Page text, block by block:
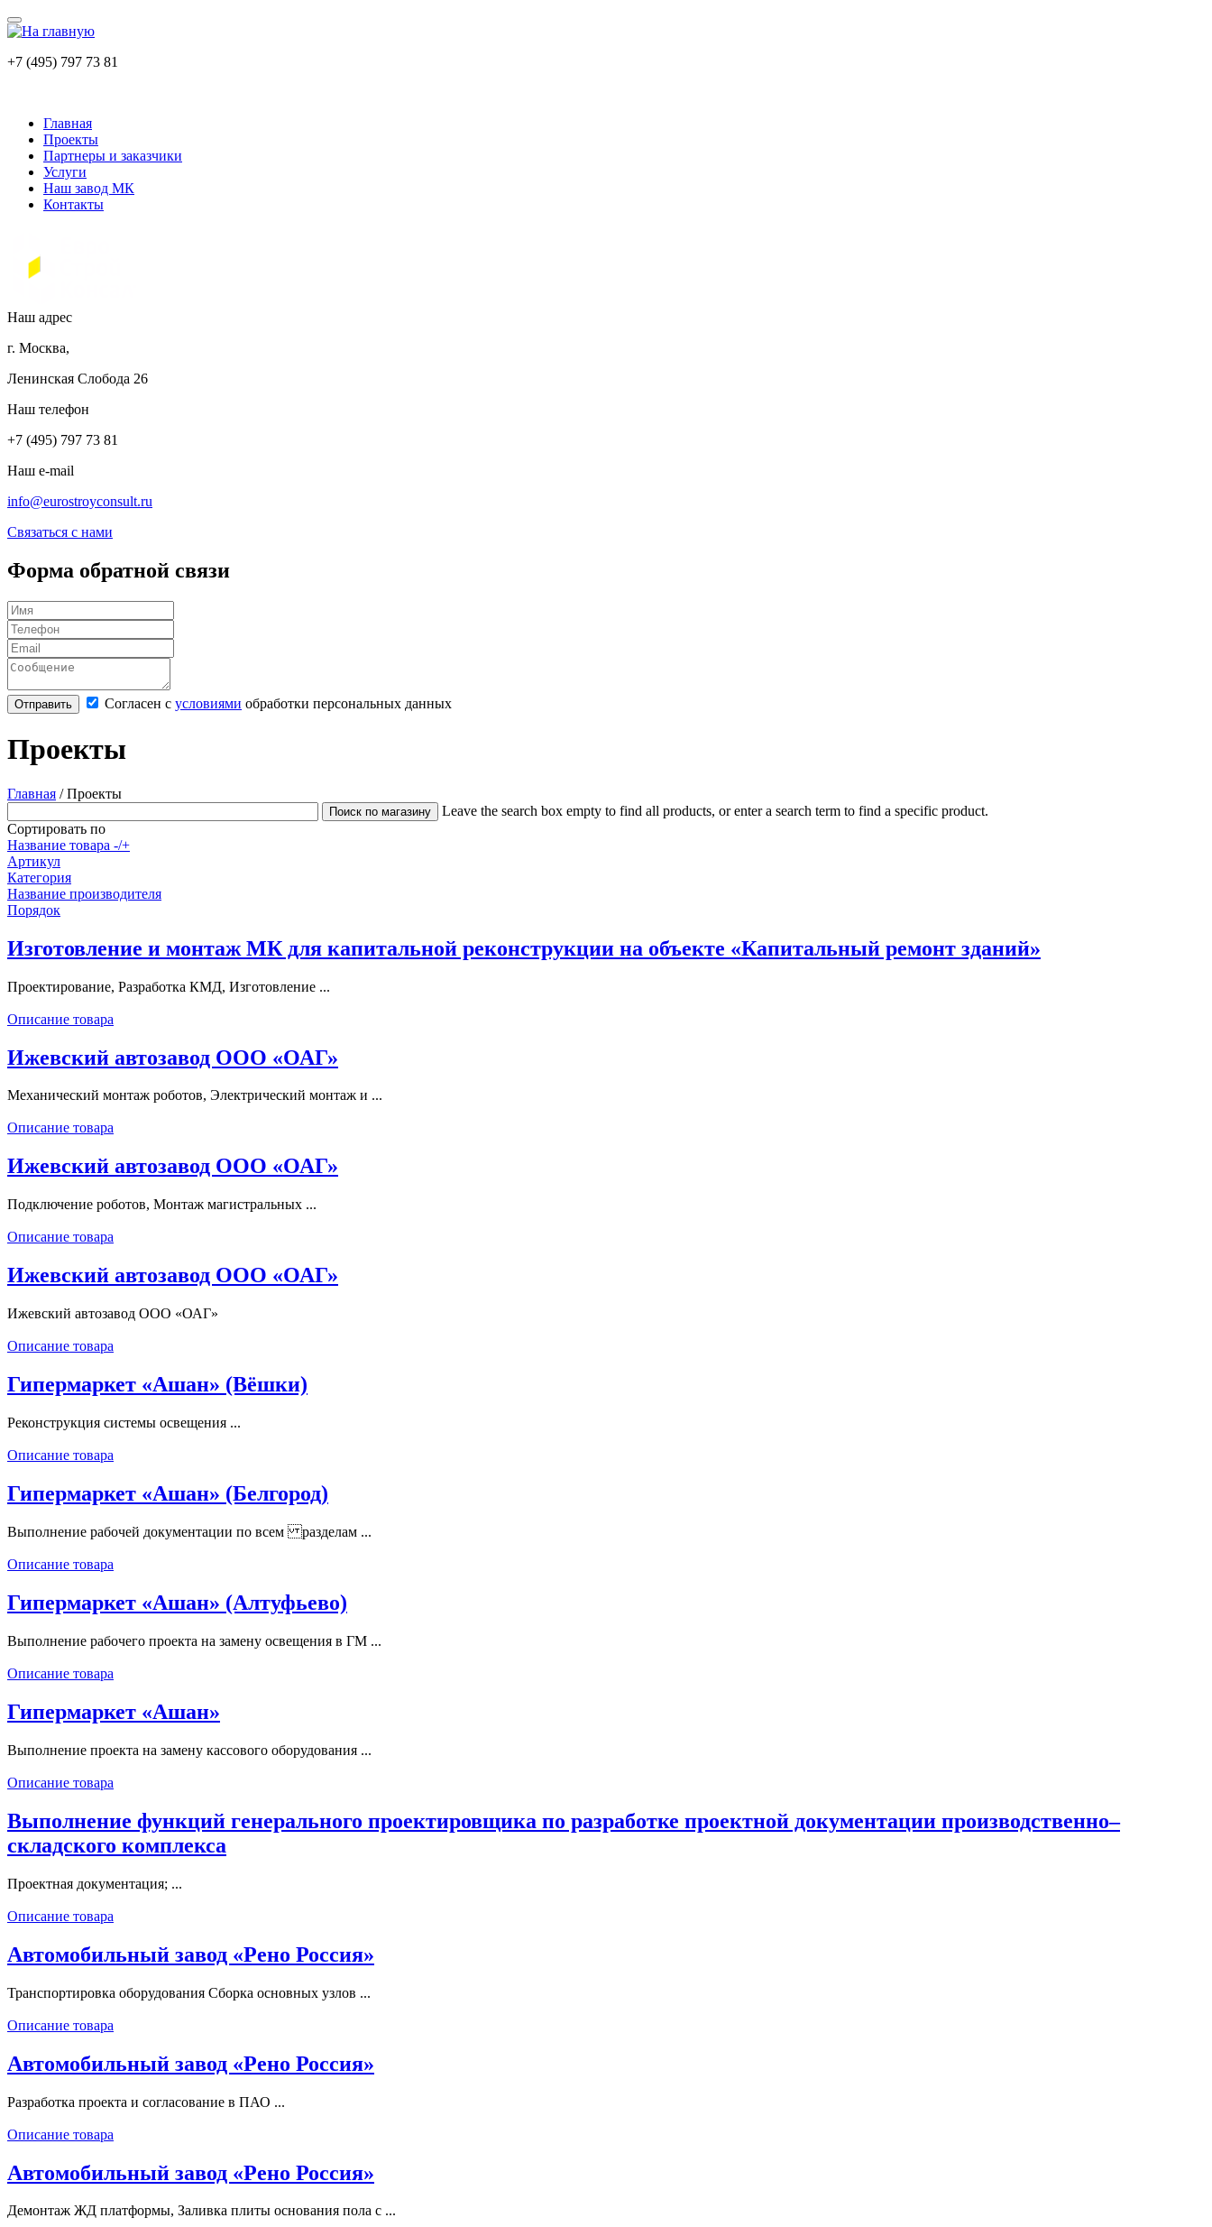
+7 (495) 797 73 81
Главная
Проекты
Партнеры и заказчики
Услуги
Наш завод МК
Контакты
Наш адрес
г. Москва,
Ленинская Слобода 26
Наш телефон
+7 (495) 797 73 81
Наш e-mail
info@eurostroyconsult.ru
Связаться с нами
Форма обратной связи
Согласен с условиями обработки персональных данных
Проекты
Главная /Проекты
Leave the search box empty to find all products, or enter a search term to find a specific product.
Сортировать по
Название товара -/+
Артикул
Категория
Название производителя
Порядок
Изготовление и монтаж МК для капитальной реконструкции на объекте «Капитальный ремонт зданий»
Проектирование, Разработка КМД, Изготовление ...
Описание товара
Ижевский автозавод ООО «ОАГ»
Механический монтаж роботов, Электрический монтаж и ...
Описание товара
Ижевский автозавод ООО «ОАГ»
Подключение роботов, Монтаж магистральных ...
Описание товара
Ижевский автозавод ООО «ОАГ»
Ижевский автозавод ООО «ОАГ»
Описание товара
Гипермаркет «Ашан» (Вёшки)
Реконструкция системы освещения ...
Описание товара
Гипермаркет «Ашан» (Белгород)
Выполнение рабочей документации по всем разделам ...
Описание товара
Гипермаркет «Ашан» (Алтуфьево)
Выполнение рабочего проекта на замену освещения в ГМ ...
Описание товара
Гипермаркет «Ашан»
Выполнение проекта на замену кассового оборудования ...
Описание товара
Выполнение функций генерального проектировщика по разработке проектной документации производственно–
складского комплекса
Проектная документация; ...
Описание товара
Автомобильный завод «Рено Россия»
Транспортировка оборудования Сборка основных узлов ...
Описание товара
Автомобильный завод «Рено Россия»
Разработка проекта и согласование в ПАО ...
Описание товара
Автомобильный завод «Рено Россия»
Демонтаж ЖД платформы, Заливка плиты основания пола с ...